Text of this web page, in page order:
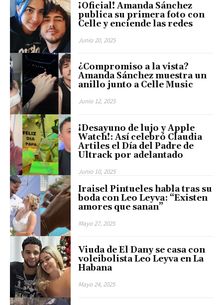
¡Oficial! Amanda Sánchez
publica su primera foto con
Celle y enciende las redes
Junio 20, 2025
¿Compromiso a la vista?
Amanda Sánchez muestra un
anillo junto a Celle Music
Junio 12, 2025
¡Desayuno de lujo y Apple
Watch!: Así celebró Claudia
Artiles el Día del Padre de
Ultrack por adelantado
Junio 10, 2025
Iraisel Pintueles habla tras su
boda con Leo Leyva: “Existen
amores que sanan”
Mayo 27, 2025
Viuda de El Dany se casa con
voleibolista Leo Leyva en La
Habana
Mayo 24, 2025